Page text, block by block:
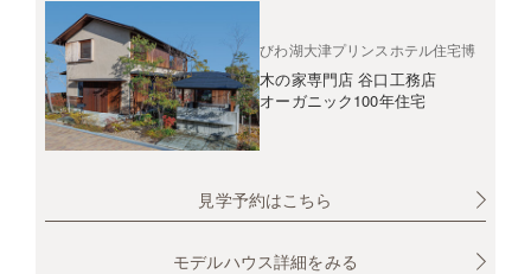
びわ湖大津プリンスホテル住宅博
木の家専門店 谷口工務店
オーガニック100年住宅
見学予約はこちら
モデルハウス詳細をみる